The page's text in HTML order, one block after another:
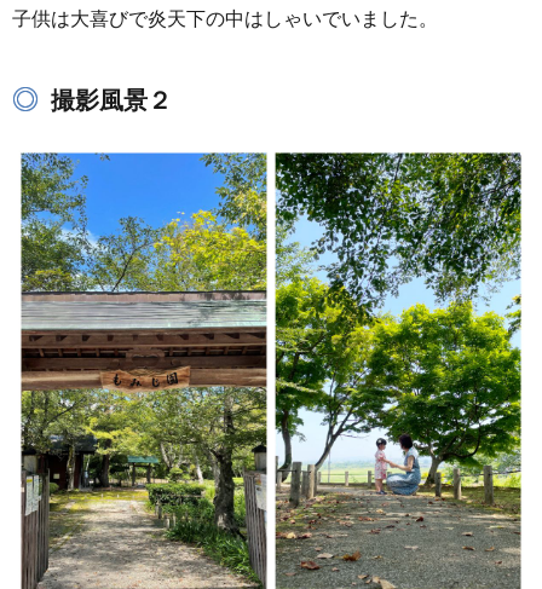
子供は大喜びで炎天下の中はしゃいでいました。
撮影風景２